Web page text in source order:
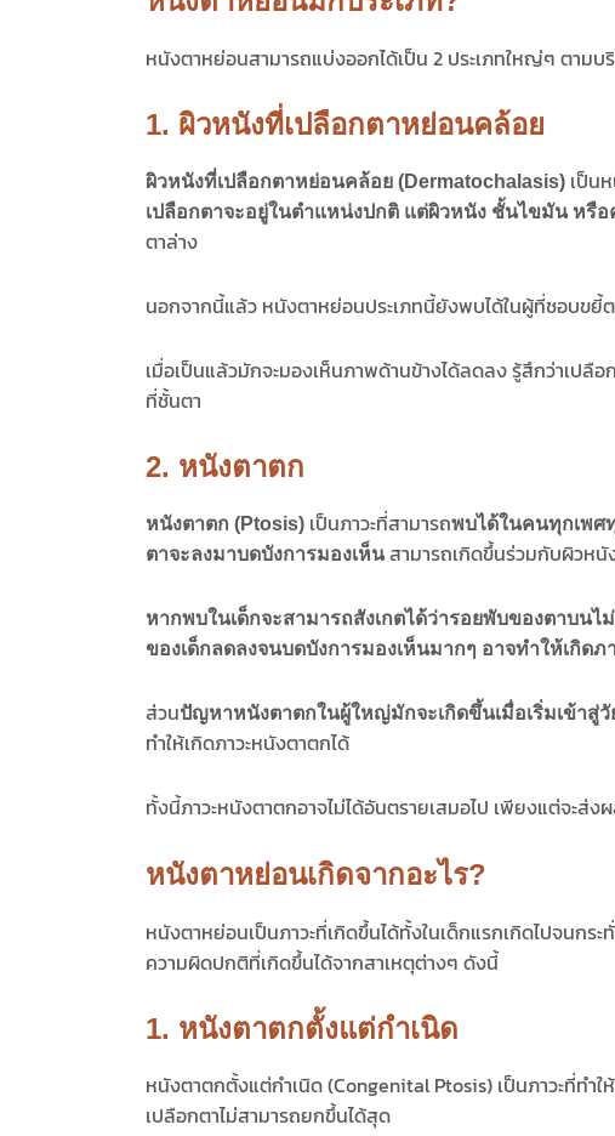
หนังตาหย่อนสามารถแบ่งออกได้เป็น 2 ประเภทใหญ่ๆ ตาม
1. ผิวหนังที่เปลือกตาหย่อนคล้อย
ผิวหนังที่เปลือกตาหย่อนคล้อย (Dermatochalasis) เป็น
เปลือกตาจะอยู่ในตำแหน่งปกติ แต่ผิวหนัง ชั้นไขมัน หรื
ตาล่าง
นอกจากนี้แล้ว หนังตาหย่อนประเภทนี้ยังพบได้ในผู้ที่ชอบขยี้
เมื่อเป็นแล้วมักจะมองเห็นภาพด้านข้างได้ลดลง รู้สึกว่าเปลื
ที่ชั้นตา
2. หนังตาตก
หนังตาตก (Ptosis) เป็นภาวะที่สามารถพบได้ในคนทุกเพศ
ตาจะลงมาบดบังการมองเห็นสามารถเกิดขึ้นร่วมกับผิวหนั
หากพบในเด็กจะสามารถสังเกตได้ว่ารอยพับของตาบนไ
ของเด็กลดลงจนบดบังการมองเห็นมากๆ อาจทำให้เกิดภ
ส่วนปัญหาหนังตาตกในผู้ใหญ่มักจะเกิดขึ้นเมื่อเริ่มเข้าสู่วั
ทำให้เกิดภาวะหนังตาตกได้
ทั้งนี้ภาวะหนังตาตกอาจไม่ได้อันตรายเสมอไป เพียงแต่จะส่
หนังตาหย่อนเกิดจากอะไร?
หนังตาหย่อนเป็นภาวะที่เกิดขึ้นได้ทั้งในเด็กแรกเกิดไปจนก
ความผิดปกติที่เกิดขึ้นได้จากสาเหตุต่างๆ ดังนี้
1. หนังตาตกตั้งแต่กำเนิด
หนังตาตกตั้งแต่กำเนิด (Congenital Ptosis) เป็นภาวะที่ทำใ
เปลือกตาไม่สามารถยกขึ้นได้สุด